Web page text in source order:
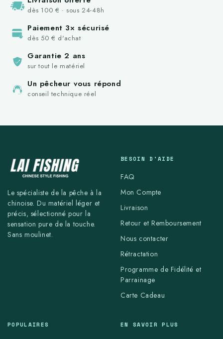
dès 100 € · sous 24-48h
Paiement 3× sécurisé
dès 50 € d'achat
Garantie 2 ans
sur tout le matériel
Un pêcheur vous répond
conseil technique réel
Le spécialiste de la pêche à la
chinoise. Du matériel léger et
précis, sélectionné pour la
sensation pure de la touche.
Sans moulinet.
BESOIN D'AIDE
FAQ
Mon Compte
Livraison
Retour et Remboursement
Nous contacter
Rétractation
Programme de Fidélité et
Parrainage
Carte Cadeau
POPULAIRES EN SAVOIR PLUS